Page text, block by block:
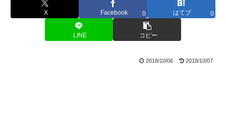
X Facebook 0 はてブ 0
LINE コピー
2018/10/06 2018/10/07